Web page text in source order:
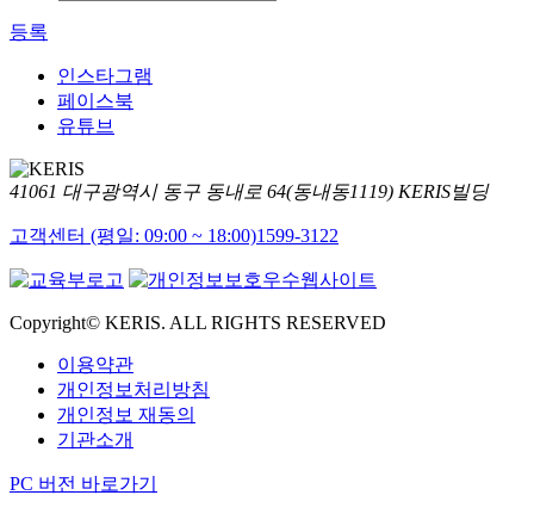
등록
인스타그램
페이스북
유튜브
41061 대구광역시 동구 동내로 64(동내동1119) KERIS빌딩
고객센터 (평일: 09:00 ~ 18:00)1599-3122
Copyright© KERIS. ALL RIGHTS RESERVED
이용약관
개인정보처리방침
개인정보 재동의
기관소개
PC 버전 바로가기